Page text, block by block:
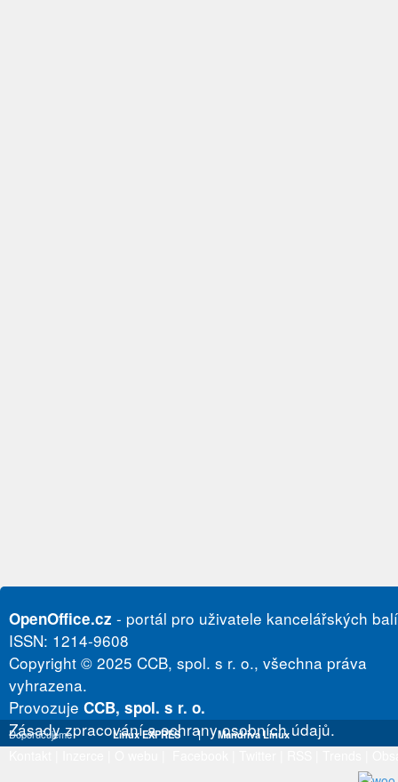
OpenOffice.cz - portál pro uživatele kancelářských
ISSN: 1214-9608
Copyright © 2025 CCB, spol. s r. o., všechna práva
vyhrazena.
Provozuje CCB, spol. s r. o.
Zásady zpracování a ochrany osobních údajů.
Doporučujeme Linux EXPRES | Mandriva Linux